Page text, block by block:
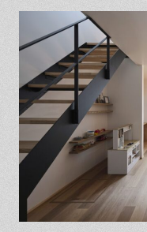
保証とサポート
ヒノキプロジェクト
よくある質問
お客様の声
木材辞典
採用情報
資料請求
お問い合わせ
In
st
ag
ra
Fa
ce
bo
ok
LI
N
E